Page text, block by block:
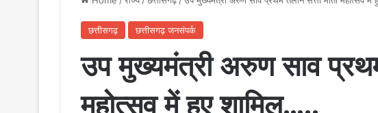
छत्तीसगढ़ छत्तीसगढ़ जनसंपर्क
उप मुख्यमंत्री अरुण साव
महोत्सव में हुए शामिल…..